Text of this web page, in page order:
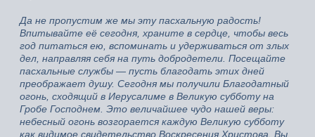
Да не пропустим же мы эту пасхальную радость!
Впитывайте её сегодня, храните в сердце, чтобы весь
год питаться ею, вспоминать и удерживаться от злых
дел, направляя себя на путь добродетели. Посещайте
пасхальные службы — пусть благодать этих дней
преображает душу. Сегодня мы получили Благодатный
огонь, сходящий в Иерусалиме в Великую субботу на
Гробе Господнем. Это величайшее чудо нашей веры:
небесный огонь возгорается каждую Великую субботу
как видимое свидетельство Воскресения Христова. Вы